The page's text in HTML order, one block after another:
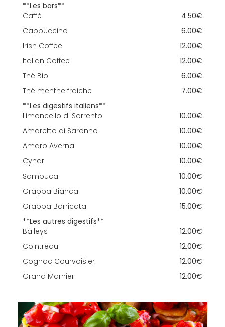
**Les bars**
Caffè
4.50€
Cappuccino
6.00€
Irish Coffee
12.00€
Italian Coffee
12.00€
Thé Bio
6.00€
Thé menthe fraiche
7.00€
**Les digestifs italiens**
Limoncello di Sorrento
10.00€
Amaretto di Saronno
10.00€
Amaro Averna
10.00€
Cynar
10.00€
Sambuca
10.00€
Grappa Bianca
10.00€
Grappa Barricata
15.00€
**Les autres digestifs**
Baileys
12.00€
Cointreau
12.00€
Cognac Courvoisier
12.00€
Grand Marnier
12.00€